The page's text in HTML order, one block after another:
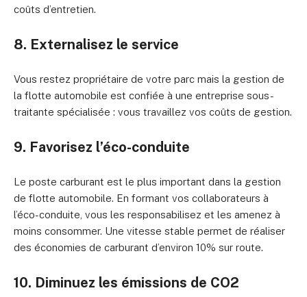
coûts d’entretien.
8. Externalisez le service
Vous restez propriétaire de votre parc mais la gestion de
la flotte automobile est confiée à une entreprise sous-
traitante spécialisée : vous travaillez vos coûts de gestion.
9. Favorisez l’éco-conduite
Le poste carburant est le plus important dans la gestion
de flotte automobile. En formant vos collaborateurs à
l’éco-conduite, vous les responsabilisez et les amenez à
moins consommer. Une vitesse stable permet de réaliser
des économies de carburant d’environ 10% sur route.
10. Diminuez les émissions de CO2